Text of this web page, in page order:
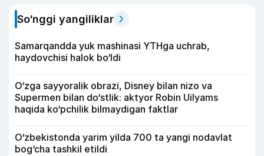
So‘nggi yangiliklar
Samarqandda yuk mashinasi YTHga uchrab,
haydovchisi halok bo‘ldi
O‘zga sayyoralik obrazi, Disney bilan nizo va
Supermen bilan do‘stlik: aktyor Robin Uilyams
haqida ko‘pchilik bilmaydigan faktlar
O‘zbekistonda yarim yilda 700 ta yangi nodavlat
bog‘cha tashkil etildi